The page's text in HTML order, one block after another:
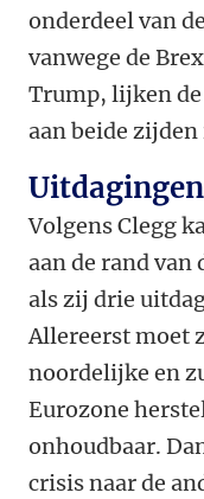
onderdeel van
vanwege de
Trump, lijken
aan beide zijden
Uitdagingen
Volgens Clegg
aan de rand van
als zij drie
Allereerst moet
noordelijke en
Eurozone
onhoudbaar.
crisis naar de